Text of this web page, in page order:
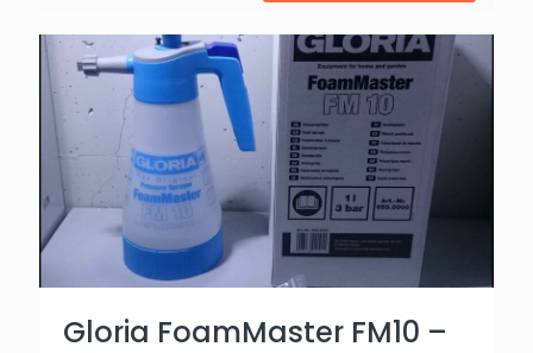
Gloria FoamMaster FM10 –